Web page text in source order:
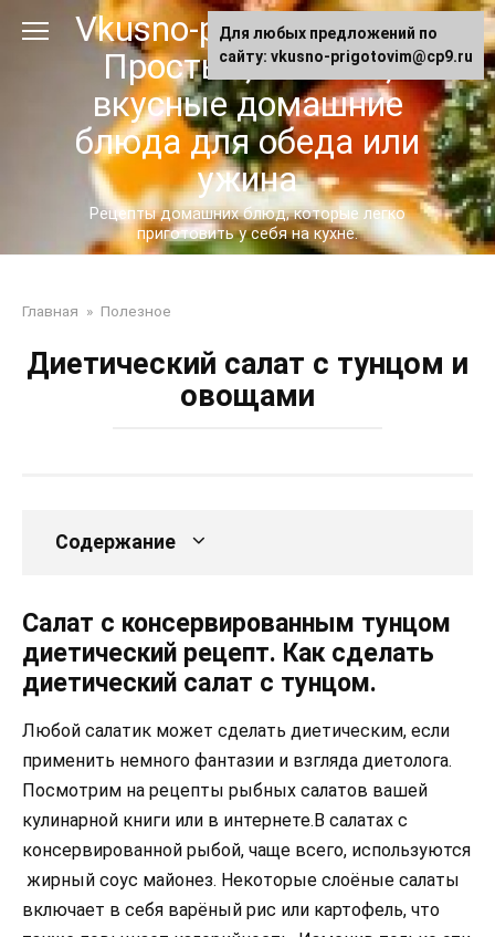
Vkusno-prigotovim.ru -
Простые, сытные,
вкусные домашние
блюда для обеда или
ужина
Рецепты домашних блюд, которые легко
приготовить у себя на кухне.
Главная » Полезное
Диетический салат с тунцом и
овощами
Содержание
Салат с консервированным тунцом
диетический рецепт. Как сделать
диетический салат с тунцом.
Любой салатик может сделать диетическим, если
применить немного фантазии и взгляда диетолога.
Посмотрим на рецепты рыбных салатов вашей
кулинарной книги или в интернете.В салатах с
консервированной рыбой, чаще всего, используются
жирный соус майонез. Некоторые слоёные салаты
включает в себя варёный рис или картофель, что
Для любых предложений по
сайту: vkusno-prigotovim@cp9.ru